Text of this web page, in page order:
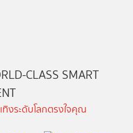
CLASS SMART
งระดับโลกตรงใจคุณ